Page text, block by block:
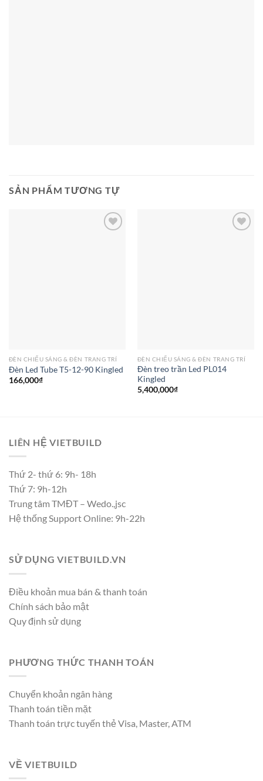
SẢN PHẨM TƯƠNG TỰ
ĐÈN CHIẾU SÁNG & ĐÈN TRANG TRÍ
Đèn Led Tube T5-12-90 Kingled
166,000₫
ĐÈN CHIẾU SÁNG & ĐÈN TRANG TRÍ
Đèn treo trần Led PL014
Kingled
5,400,000₫
LIÊN HỆ VIETBUILD
Thứ 2- thứ 6: 9h- 18h
Thứ 7: 9h-12h
Trung tâm TMĐT – Wedo.,jsc
Hệ thống Support Online: 9h-22h
SỬ DỤNG VIETBUILD.VN
Điều khoản mua bán & thanh toán
Chính sách bảo mật
Quy định sử dụng
PHƯƠNG THỨC THANH TOÁN
Chuyển khoản ngân hàng
Thanh toán tiền mặt
Thanh toán trực tuyến thẻ Visa, Master, ATM
VỀ VIETBUILD